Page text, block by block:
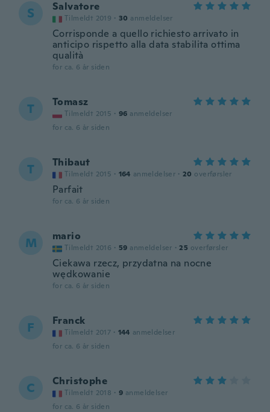
S Salvatore
Tilmeldt 2019 · 30 anmeldelser
Corrisponde a quello richiesto arrivato in
anticipo rispetto alla data stabilita ottima
qualità
for ca. 6 år siden
T Tomasz
Tilmeldt 2015 · 96 anmeldelser
for ca. 6 år siden
T Thibaut
Tilmeldt 2015 · 164 anmeldelser · 20 overførsler
Parfait
for ca. 6 år siden
M mario
Tilmeldt 2016 · 59 anmeldelser · 25 overførsler
Ciekawa rzecz, przydatna na nocne
wędkowanie
for ca. 6 år siden
F Franck
Tilmeldt 2017 · 144 anmeldelser
for ca. 6 år siden
C Christophe
Tilmeldt 2018 · 9 anmeldelser
for ca. 6 år siden